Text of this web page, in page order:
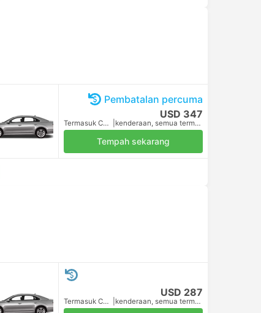
Pembatalan percuma
USD 347
Termasuk Cukai kenderaan, semua termasuk
Tempah sekarang
USD 287
Termasuk Cukai kenderaan, semua termasuk